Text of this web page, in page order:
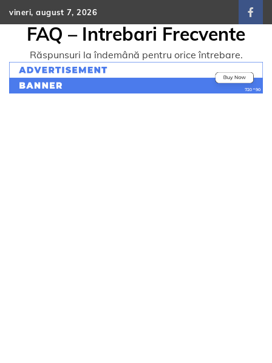
Skip
to
content
vineri, august 7, 2026
FAQ – Intrebari Frecvente
Răspunsuri la îndemână pentru orice întrebare.